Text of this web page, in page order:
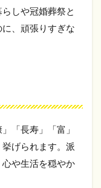
しや冠婚葬祭と
、頑張りすぎな
「長寿」「富」
挙げられます。派
や生活を穏やか